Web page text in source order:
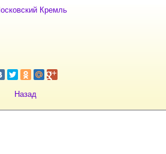
Кремль
Назад